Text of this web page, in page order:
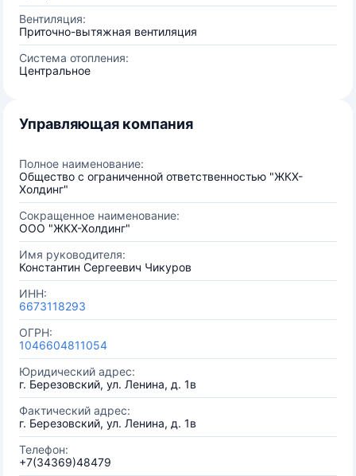
Вентиляция:
Приточно-вытяжная вентиляция
Система отопления:
Центральное
Управляющая компания
Полное наименование:
Общество с ограниченной ответственностью "ЖКХ-
Холдинг"
Сокращенное наименование:
ООО "ЖКХ-Холдинг"
Имя руководителя:
Константин Сергеевич Чикуров
ИНН:
6673118293
ОГРН:
1046604811054
Юридический адрес:
г. Березовский, ул. Ленина, д. 1в
Фактический адрес:
г. Березовский, ул. Ленина, д. 1в
Телефон:
+7(34369)48479